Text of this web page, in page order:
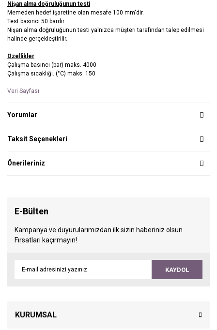
Nişan alma doğruluğunun testi
Memeden hedef işaretine olan mesafe 100 mm'dir.
Test basıncı 50 bardır.
Nişan alma doğruluğunun testi yalnızca müşteri tarafından talep edilmesi
halinde gerçekleştirilir.
Özellikler
Çalışma basıncı (bar) maks. 4000
Çalışma sıcaklığı. (°C) maks. 150
Veri Sayfası
Yorumlar
Taksit Seçenekleri
Önerileriniz
E-Bülten
Kampanya ve duyurularımızdan ilk sizin haberiniz olsun.
Fırsatları kaçırmayın!
KAYDOL
KURUMSAL